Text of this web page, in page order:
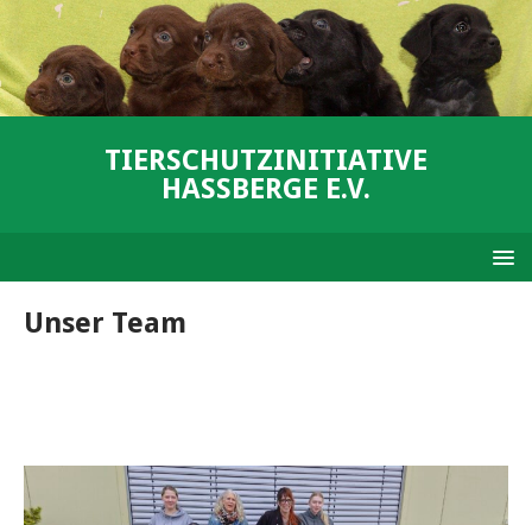
TIERSCHUTZINITIATIVE
HASSBERGE E.V.
Unser Team